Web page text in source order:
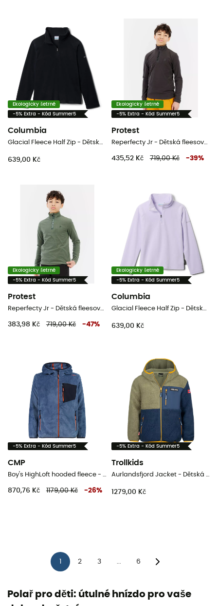
Ekologicky šetrné
-5% Extra - Kód Summer5
Columbia
Glacial Fleece Half Zip - Dětská fleesová mikina
639,00 Kč
Ekologicky šetrné
-5% Extra - Kód Summer5
Protest
Reperfecty Jr - Dětská fleesová mikina
435,52 Kč 719,00 Kč -39%
Ekologicky šetrné
-5% Extra - Kód Summer5
Protest
Reperfecty Jr - Dětská fleesová mikina
383,98 Kč 719,00 Kč -47%
Ekologicky šetrné
-5% Extra - Kód Summer5
Columbia
Glacial Fleece Half Zip - Dětská fleesová mikina
639,00 Kč
-5% Extra - Kód Summer5
CMP
Boy's HighLoft hooded fleece - Dětská fleesová mikina
870,76 Kč 1179,00 Kč -26%
-5% Extra - Kód Summer5
Trollkids
Aurlandsfjord Jacket - Dětská fleesová mikina
1279,00 Kč
2 3 6
Polař pro děti: útulné hnízdo pro vaše